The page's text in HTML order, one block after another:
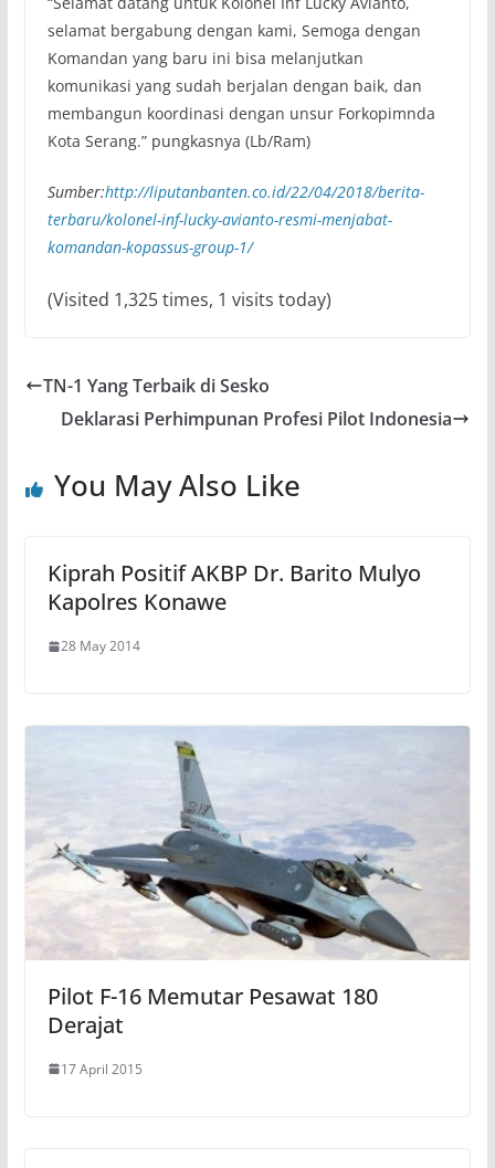
selamat bergabung dengan kami, Semoga dengan
Komandan yang baru ini bisa melanjutkan
komunikasi yang sudah berjalan dengan baik, dan
membangun koordinasi dengan unsur Forkopimnda
Kota Serang.” pungkasnya (Lb/Ram)
Sumber:http://liputanbanten.co.id/22/04/2018/berita-
terbaru/kolonel-inf-lucky-avianto-resmi-menjabat-
komandan-kopassus-group-1/
(Visited 1,325 times, 1 visits today)
TN-1 Yang Terbaik di Sesko
Deklarasi Perhimpunan Profesi Pilot Indonesia
You May Also Like
Kiprah Positif AKBP Dr. Barito Mulyo
Kapolres Konawe
28 May 2014
Pilot F-16 Memutar Pesawat 180
Derajat
17 April 2015